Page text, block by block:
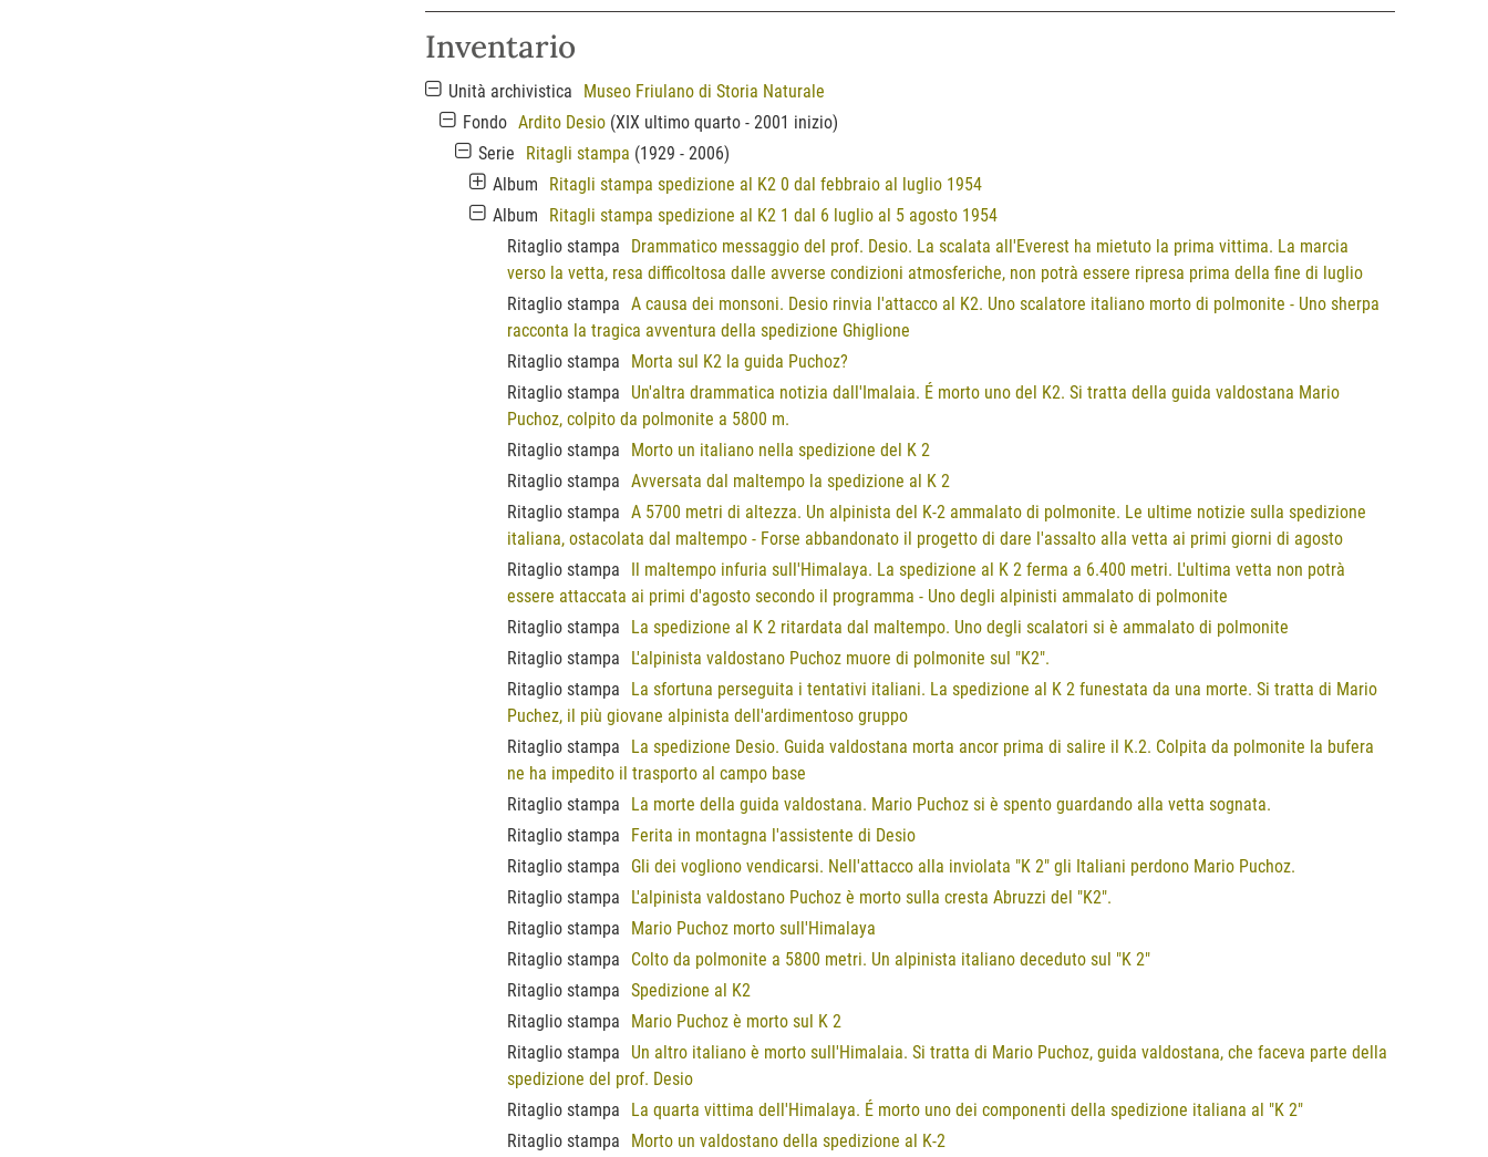
Inventario
Unità archivistica
Museo Friulano di Storia Naturale
Fondo Ardito Desio (XIX ultimo quarto - 2001 inizio)
Serie
Ritagli stampa (1929 - 2006)
Album
Ritagli stampa spedizione al K2 0 dal febbraio al luglio 1954
Album
Ritagli stampa spedizione al K2 1 dal 6 luglio al 5 agosto 1954
Ritaglio stampa
Drammatico messaggio del prof. Desio. La scalata all'Everest ha mietuto la prima vittima. La marcia
verso la vetta, resa difficoltosa dalle avverse condizioni atmosferiche, non potrà essere ripresa prima della fine di luglio
Ritaglio stampa A causa dei monsoni. Desio rinvia l'attacco al K2. Uno scalatore italiano morto di polmonite - Uno sherpa
racconta la tragica avventura della spedizione Ghiglione
Ritaglio stampa
Morta sul K2 la guida Puchoz?
Ritaglio stampa
Un'altra drammatica notizia dall'Imalaia. É morto uno del K2. Si tratta della guida valdostana Mario
Puchoz, colpito da polmonite a 5800 m.
Ritaglio stampa
Morto un italiano nella spedizione del K 2
Ritaglio stampa Avversata dal maltempo la spedizione al K 2
Ritaglio stampa A 5700 metri di altezza. Un alpinista del K-2 ammalato di polmonite. Le ultime notizie sulla spedizione
italiana, ostacolata dal maltempo - Forse abbandonato il progetto di dare l'assalto alla vetta ai primi giorni di agosto
Ritaglio stampa
Il maltempo infuria sull'Himalaya. La spedizione al K 2 ferma a 6.400 metri. L'ultima vetta non potrà
essere attaccata ai primi d'agosto secondo il programma - Uno degli alpinisti ammalato di polmonite
Ritaglio stampa
La spedizione al K 2 ritardata dal maltempo. Uno degli scalatori si è ammalato di polmonite
Ritaglio stampa
L'alpinista valdostano Puchoz muore di polmonite sul "K2".
Ritaglio stampa
La sfortuna perseguita i tentativi italiani. La spedizione al K 2 funestata da una morte. Si tratta di Mario
Puchez, il più giovane alpinista dell'ardimentoso gruppo
Ritaglio stampa
La spedizione Desio. Guida valdostana morta ancor prima di salire il K.2. Colpita da polmonite la bufera
ne ha impedito il trasporto al campo base
Ritaglio stampa
La morte della guida valdostana. Mario Puchoz si è spento guardando alla vetta sognata.
Ritaglio stampa
Ferita in montagna l'assistente di Desio
Ritaglio stampa
Gli dei vogliono vendicarsi. Nell'attacco alla inviolata "K 2" gli Italiani perdono Mario Puchoz.
Ritaglio stampa
L'alpinista valdostano Puchoz è morto sulla cresta Abruzzi del "K2".
Ritaglio stampa
Mario Puchoz morto sull'Himalaya
Ritaglio stampa
Colto da polmonite a 5800 metri. Un alpinista italiano deceduto sul "K 2"
Ritaglio stampa Spedizione al K2
Ritaglio stampa
Mario Puchoz è morto sul K 2
Ritaglio stampa
Un altro italiano è morto sull'Himalaia. Si tratta di Mario Puchoz, guida valdostana, che faceva parte della
spedizione del prof. Desio
Ritaglio stampa
La quarta vittima dell'Himalaya. É morto uno dei componenti della spedizione italiana al "K 2"
Ritaglio stampa
Morto un valdostano della spedizione al K-2